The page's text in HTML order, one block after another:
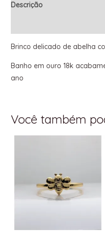
Descrição
Brinco delicado de abelha
Banho em ouro 18k
ano
Você também